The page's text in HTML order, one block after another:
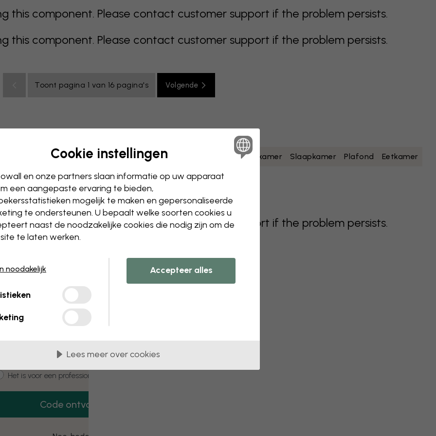
this component. Please contact customer support if the problem persists.
this component. Please contact customer support if the problem persists.
Toont pagina 1 van 16 pagina's Volgende
oranje roze paars rood turkoois Badkamer Slaapkamer Plafond Eetkamer
Tienerkamer
this component. Please contact customer support if the problem persists.
3 gratis proefmonsters
Vraag 3 proefmonsters aan – helemaal
gratis.
Het is voor een professioneel project
Code ontvangen
Cookie instellingen
en onze partners slaan informatie op uw apparaat
een aangepaste ervaring te bieden,
mogelijk te maken en gepersonaliseerde
te ondersteunen. U bepaalt welke soorten cookies u
naast de noodzakelijke cookies die nodig zijn om de
te laten werken.
noodakelijk Accepteer alles
Lees meer over cookies